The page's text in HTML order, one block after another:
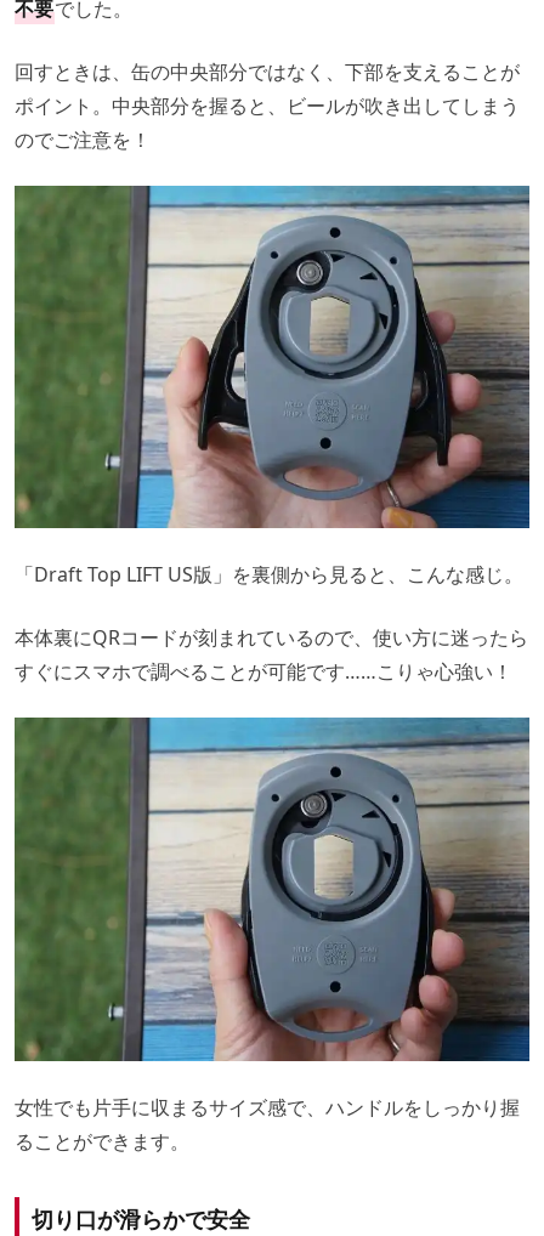
不要でした。
回すときは、缶の中央部分ではなく、下部を支えることが
ポイント。中央部分を握ると、ビールが吹き出してしまう
のでご注意を！
「Draft Top LIFT US版」を裏側から見ると、こんな感じ。
本体裏にQRコードが刻まれているので、使い方に迷ったら
すぐにスマホで調べることが可能です……こりゃ心強い！
女性でも片手に収まるサイズ感で、ハンドルをしっかり握
ることができます。
切り口が滑らかで安全